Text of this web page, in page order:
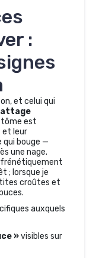
:
et celui qui
est
et leur
bouge —
une nage.
frénétiquement
; lorsque je
croûtes et
auxquels
»visibles sur